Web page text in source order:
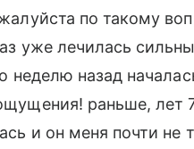
по такому
уже лечилась
неделю назад
раньше, лет
и он меня почти